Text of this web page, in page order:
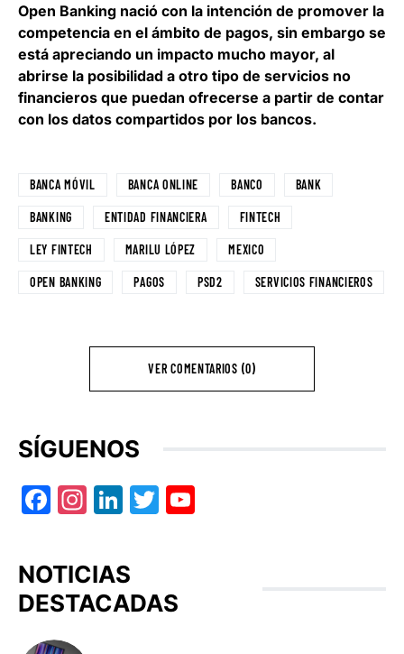
Open Banking nació con la intención de promover la
competencia en el ámbito de pagos, sin embargo se
está apreciando un impacto mucho mayor, al
abrirse la posibilidad a otro tipo de servicios no
financieros que puedan ofrecerse a partir de contar
con los datos compartidos por los bancos.
BANCA MÓVIL BANCA ONLINE BANCO BANK
BANKING ENTIDAD FINANCIERA FINTECH
LEY FINTECH MARILU LÓPEZ MEXICO
OPEN BANKING PAGOS PSD2 SERVICIOS FINANCIEROS
VER COMENTARIOS (0)
SÍGUENOS
Facebook
Instagram
LinkedIn
Twitter
NOTICIAS
DESTACADAS